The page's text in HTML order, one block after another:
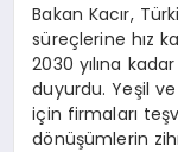
Bakan Kacır,
süreçlerine hız
2030 yılına
duyurdu. Yeşil
için firmaları
dönüşümlerin